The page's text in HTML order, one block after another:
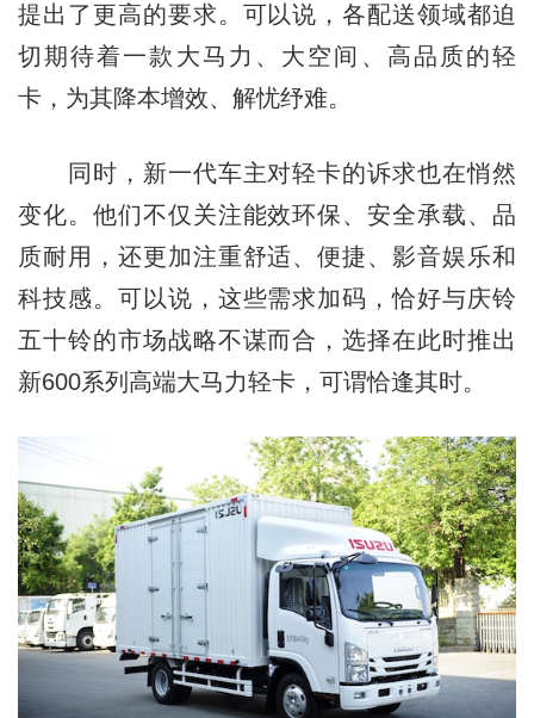
提出了更高的要求。可以说，各配送领域都迫
切期待着一款大马力、大空间、高品质的轻
卡，为其降本增效、解忧纾难。
同时，新一代车主对轻卡的诉求也在悄然
变化。他们不仅关注能效环保、安全承载、品
质耐用，还更加注重舒适、便捷、影音娱乐和
科技感。可以说，这些需求加码，恰好与庆铃
五十铃的市场战略不谋而合，选择在此时推出
新600系列高端大马力轻卡，可谓恰逢其时。